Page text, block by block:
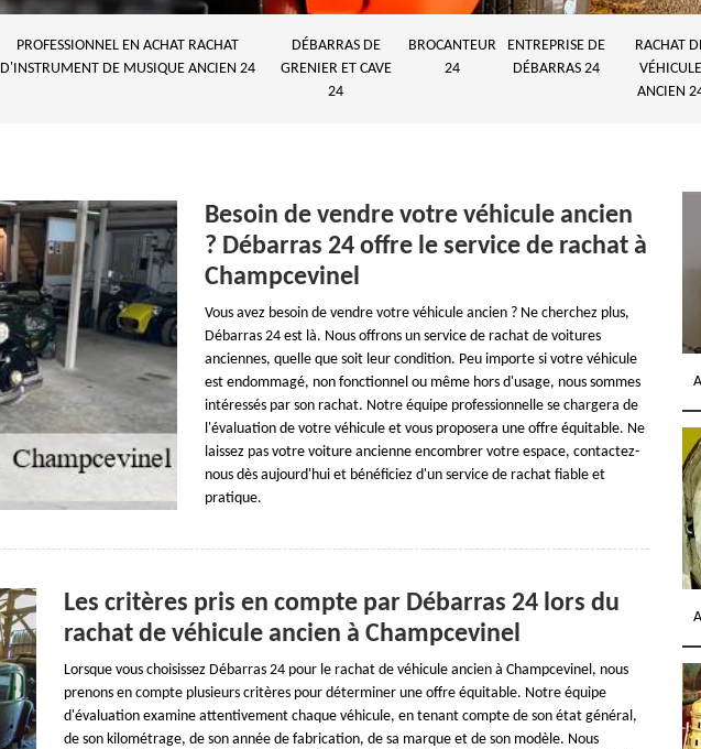
PROFESSIONNEL EN ACHAT RACHAT
D'INSTRUMENT DE MUSIQUE ANCIEN 24
DÉBARRAS DE
GRENIER ET CAVE
24
BROCANTEUR
24
ENTREPRISE DE
DÉBARRAS 24
RACHAT
VÉHICULE
ANCIEN
Besoin de vendre votre véhicule ancien
? Débarras 24 offre le service de rachat à
Champcevinel
Vous avez besoin de vendre votre véhicule ancien ? Ne cherchez plus,
Débarras 24 est là. Nous offrons un service de rachat de voitures
anciennes, quelle que soit leur condition. Peu importe si votre véhicule
est endommagé, non fonctionnel ou même hors d'usage, nous sommes
intéressés par son rachat. Notre équipe professionnelle se chargera de
l'évaluation de votre véhicule et vous proposera une offre équitable. Ne
laissez pas votre voiture ancienne encombrer votre espace, contactez-
nous dès aujourd'hui et bénéficiez d'un service de rachat fiable et
pratique.
Les critères pris en compte par Débarras 24 lors du
rachat de véhicule ancien à Champcevinel
Lorsque vous choisissez Débarras 24 pour le rachat de véhicule ancien à Champcevinel, nous
prenons en compte plusieurs critères pour déterminer une offre équitable. Notre équipe
d'évaluation examine attentivement chaque véhicule, en tenant compte de son état général,
de son kilométrage, de son année de fabrication, de sa marque et de son modèle. Nous